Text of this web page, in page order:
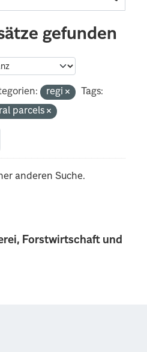
Forstwirtschaft und
gefunden
regi
Tags:
parcels
anderen Suche.